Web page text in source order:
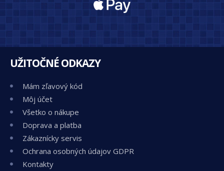
UŽITOČNÉ ODKAZY
Mám zľavový kód
Môj účet
Všetko o nákupe
Doprava a platba
Zákaznícky servis
Ochrana osobných údajov GDPR
Kontakty